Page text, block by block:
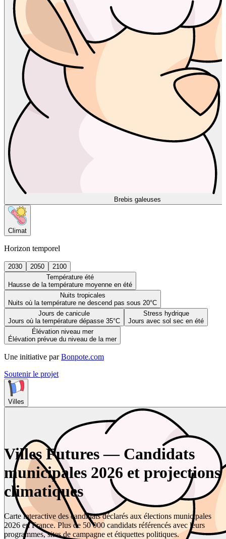
Brebis galeuses
Climat
Horizon temporel
2030 2050
2100
Température été
Hausse de la température moyenne en été
Nuits tropicales
Nuits où la température ne descend pas sous 20°C
Jours de canicule
Jours où la température dépasse 35°C
Stress hydrique
Jours avec sol sec en été
Élévation niveau mer
Élévation prévue du niveau de la mer
Une initiative par Bonpote.com
Soutenir le projet
Villes
Villes Futures — Candidats
municipales 2026 et projections
climatiques
Carte interactive des candidats déclarés aux élections municipales
2026 en France. Plus de 50 000 candidats référencés avec leurs
programmes, sites de campagne et étiquettes politiques.